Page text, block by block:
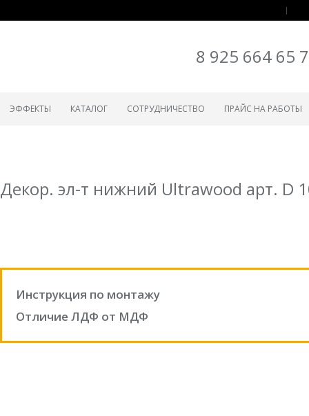
8 925 664 65
ЭФФЕКТЫ КАТАЛОГ СОТРУДНИЧЕСТВО ПРАЙС НА РАБОТЫ
Декор. эл-т нижний Ultrawood арт. D
Инструкция по монтажу
Отличие ЛДФ от МДФ